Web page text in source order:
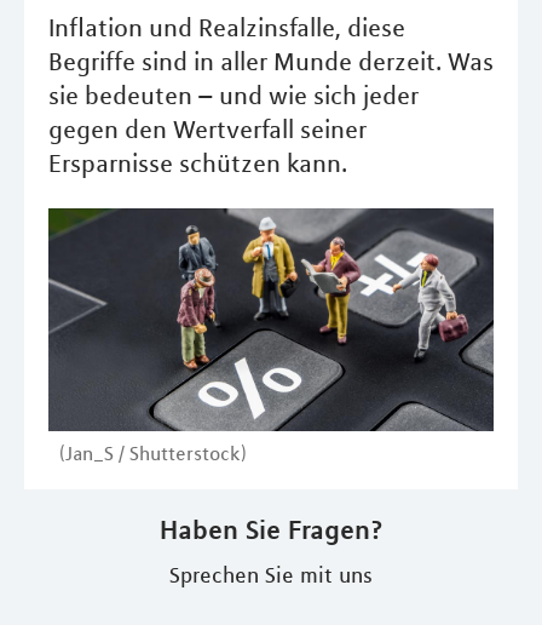
Inflation und Realzinsfalle, diese
Begriffe sind in aller Munde derzeit. Was
sie bedeuten – und wie sich jeder
gegen den Wertverfall seiner
Ersparnisse schützen kann.
(Jan_S / Shutterstock)
Haben Sie Fragen?
Sprechen Sie mit uns